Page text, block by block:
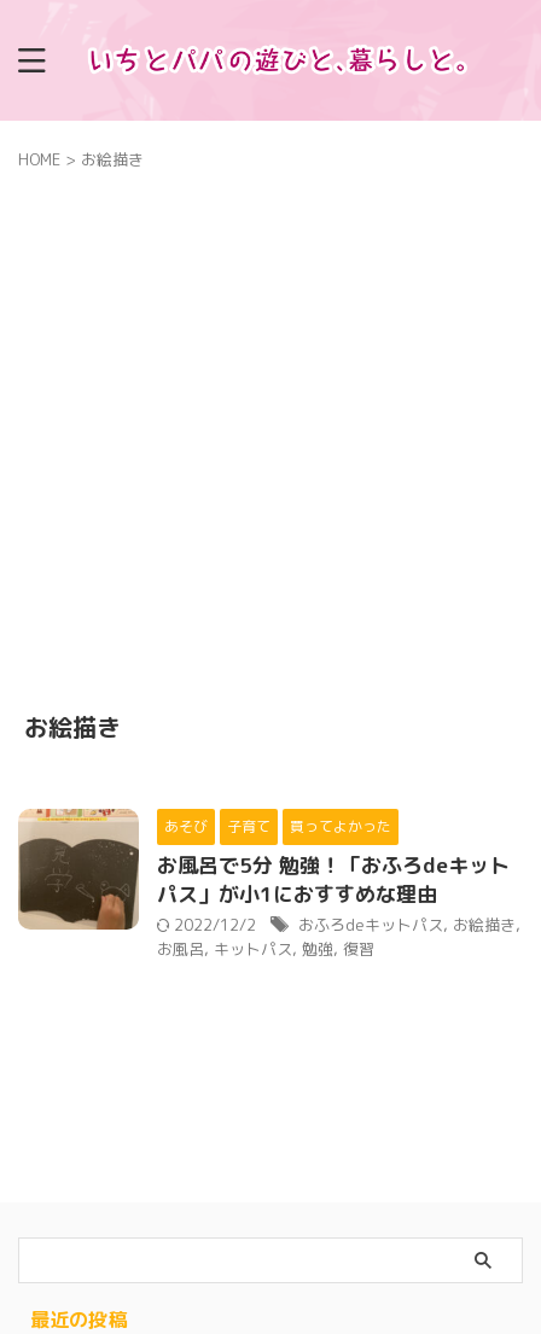
HOME > お絵描き
お絵描き
あそび 子育て 買ってよかった
お風呂で5分 勉強！「おふろdeキット
パス」が小1におすすめな理由
2022/12/2 おふろdeキットパス, お絵描き,
お風呂, キットパス, 勉強, 復習
最近の投稿